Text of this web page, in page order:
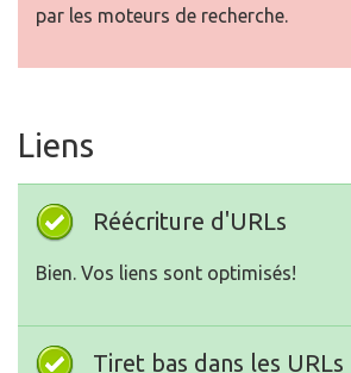
par les moteurs de recherche.
Liens
Réécriture d'URLs
Bien. Vos liens sont optimisés!
Tiret bas dans les URLs